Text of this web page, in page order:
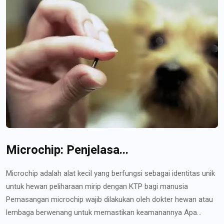
Microchip: Penjelasa...
Microchip adalah alat kecil yang berfungsi sebagai identitas unik
untuk hewan peliharaan mirip dengan KTP bagi manusia
Pemasangan microchip wajib dilakukan oleh dokter hewan atau
lembaga berwenang untuk memastikan keamanannya Apa...